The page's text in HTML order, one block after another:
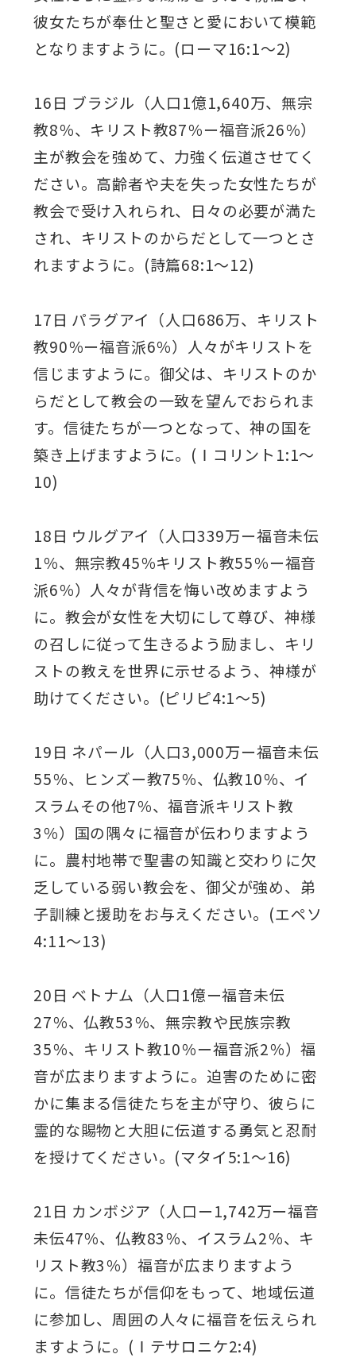
彼女たちが奉仕と聖さと愛において模範
となりますように。(ローマ16:1～2)
16日 ブラジル（人口1億1,640万、無宗
教8％、キリスト教87％ー福音派26％）
主が教会を強めて、力強く伝道させてく
ださい。高齢者や夫を失った女性たちが
教会で受け入れられ、日々の必要が満た
され、キリストのからだとして一つとさ
れますように。(詩篇68:1～12)
17日 パラグアイ（人口686万、キリスト
教90％ー福音派6％）人々がキリストを
信じますように。御父は、キリストのか
らだとして教会の一致を望んでおられま
す。信徒たちが一つとなって、神の国を
築き上げますように。(Ⅰコリント1:1～
10)
18日 ウルグアイ（人口339万ー福音未伝
1％、無宗教45％キリスト教55％ー福音
派6％）人々が背信を悔い改めますよう
に。教会が女性を大切にして尊び、神様
の召しに従って生きるよう励まし、キリ
ストの教えを世界に示せるよう、神様が
助けてください。(ピリピ4:1～5)
19日 ネパール（人口3,000万ー福音未伝
55％、ヒンズー教75％、仏教10％、イ
スラムその他7％、福音派キリスト教
3％）国の隅々に福音が伝わりますよう
に。農村地帯で聖書の知識と交わりに欠
乏している弱い教会を、御父が強め、弟
子訓練と援助をお与えください。(エペソ
4:11～13)
20日 ベトナム（人口1億ー福音未伝
27％、仏教53％、無宗教や民族宗教
35％、キリスト教10％ー福音派2％）福
音が広まりますように。迫害のために密
かに集まる信徒たちを主が守り、彼らに
霊的な賜物と大胆に伝道する勇気と忍耐
を授けてください。(マタイ5:1～16)
21日 カンボジア（人口ー1,742万ー福音
未伝47％、仏教83％、イスラム2％、キ
リスト教3％）福音が広まりますよう
に。信徒たちが信仰をもって、地域伝道
に参加し、周囲の人々に福音を伝えられ
ますように。(Ⅰテサロニケ2:4)